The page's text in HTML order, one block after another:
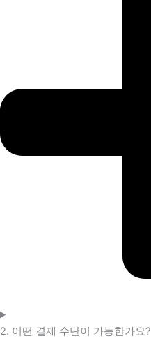
2. 어떤 결제 수단이 가능한가요?